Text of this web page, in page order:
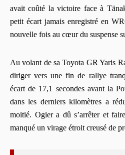
avait coûté la victoire face à
petit écart jamais enregistré en
nouvelle fois au cœur du suspense
Au volant de sa Toyota GR Yaris
diriger vers une fin de rallye
écart de 17,1 secondes avant la
dans les derniers kilomètres a
moitié. Ogier a dû s’arrêter et
manqué un virage étroit creusé de